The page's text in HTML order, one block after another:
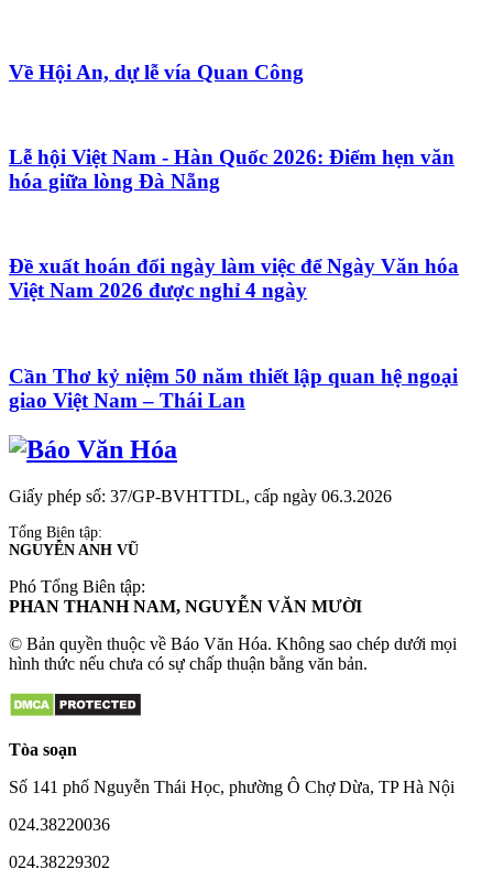
Về Hội An, dự lễ vía Quan Công
Lễ hội Việt Nam - Hàn Quốc 2026: Điểm hẹn văn
hóa giữa lòng Đà Nẵng
Đề xuất hoán đổi ngày làm việc để Ngày Văn hóa
Việt Nam 2026 được nghỉ 4 ngày
Cần Thơ kỷ niệm 50 năm thiết lập quan hệ ngoại
giao Việt Nam – Thái Lan
Giấy phép số: 37/GP-BVHTTDL, cấp ngày 06.3.2026
Tổng Biên tập:
NGUYỄN ANH VŨ
Phó Tổng Biên tập:
PHAN THANH NAM, NGUYỄN VĂN MƯỜI
© Bản quyền thuộc về Báo Văn Hóa. Không sao chép dưới mọi
hình thức nếu chưa có sự chấp thuận bằng văn bản.
Tòa soạn
Số 141 phố Nguyễn Thái Học, phường Ô Chợ Dừa, TP Hà Nội
024.38220036
024.38229302